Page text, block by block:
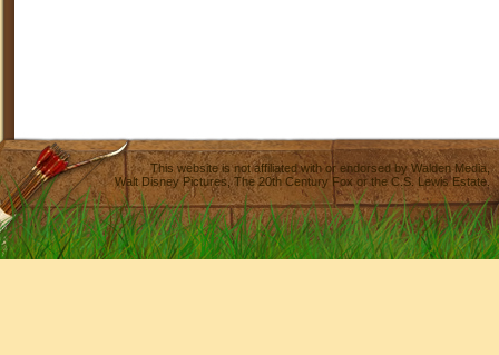
This website is not affiliated with or endorsed byWalden Media
Walt Disney Pictures,The 20th Century Fox or the C.S. Lewis Estate.